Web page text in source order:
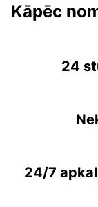
Kāpēc
24
24/7